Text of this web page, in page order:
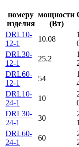
номеру
изделия
мощности
(Вт)
DRL10-
12-1
10.08
DRL30-
12-1
25.2
DRL60-
12-1
54
DRL10-
24-1
10
DRL30-
24-1
30
DRL60-
24-1
60